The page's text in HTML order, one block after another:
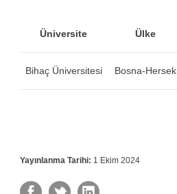
Üniversite Ülke
Bihaç Üniversitesi Bosna-Hersek
Yayınlanma Tarihi: 1 Ekim 2024